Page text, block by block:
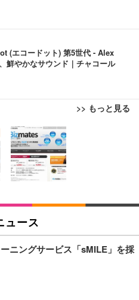
(エコードット) 第5世代 - Alex
鮮やかなサウンド｜チャコール
>> もっと見る
チェア 椅子 テレワーク 疲れな
ムレスト コンパクト 約105度ロッ
360度回転 座面昇降 強化ナイロ
性メッシュ 在宅ワーク H-WY01
ィスチェア／デスクチェア メッシ
疲れない ブラック
ェア デスクチェア 疲れない テレ
バックレスト 30度ロッキング機
腰サポート 90度跳ね上げ式アーム
プレミアムモニター | FlexScan
型4K UHD・USB Type-C・ホワ
プレミアムモニター | FlexScan
ミングモニター DualSense 充電
）
ペットシーツ 薄型 レギュラー 1
ホワイト 300枚
ペットシーツ 厚型 ワイド 42枚
ト(吸収面:ライトブルー)
ネオ・オムツ L 中型犬用 26枚入
ュース
ニングサービス「sMILE」を採